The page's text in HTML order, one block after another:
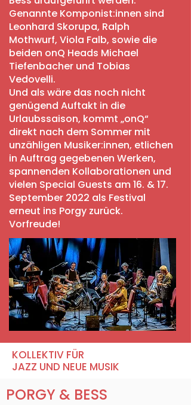
Genannte Komponist:innen sind
Leonhard Skorupa, Ralph
Mothwurf, Viola Falb, sowie die
beiden onQ Heads Michael
Tiefenbacher und Tobias
Vedovelli.
Und als wäre das noch nicht
genügend Auftakt in die
Urlaubssaison, kommt „onQ“
direkt nach dem Sommer mit
unzähligen Musiker:innen, etlichen
in Auftrag gegebenen Werken,
spannenden Kollaborationen und
vielen Special Guests am 16. & 17.
September 2022 als Festival
erneut ins Porgy zurück.
Vorfreude!
KOLLEKTIV FÜR
JAZZ UND NEUE MUSIK
PORGY & BESS